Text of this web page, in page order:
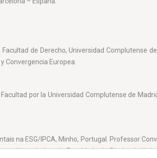
de Derecho, Universidad Complutense
Convergencia Europea.
por la Universidad Complutense de
na ESG/IPCA, Minho, Portugal. Professor
e Licenciado pela Faculdade de Direito da